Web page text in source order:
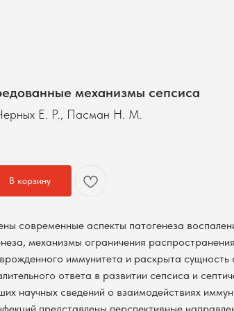
механизмы сепсиса
Е. Р., Пасман Н. М.
В корзину
современные аспекты патогенеза
механизмы ограничения
иммунитета и раскрыта сущность
ответа в развитии сепсиса и
научных сведений о взаимодействиях